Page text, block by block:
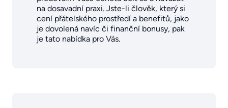
na dosavadní praxi. Jste-li člověk, který si
cení přátelského prostředí a benefitů, jako
je dovolená navíc či finanční bonusy, pak
je tato nabídka pro Vás.